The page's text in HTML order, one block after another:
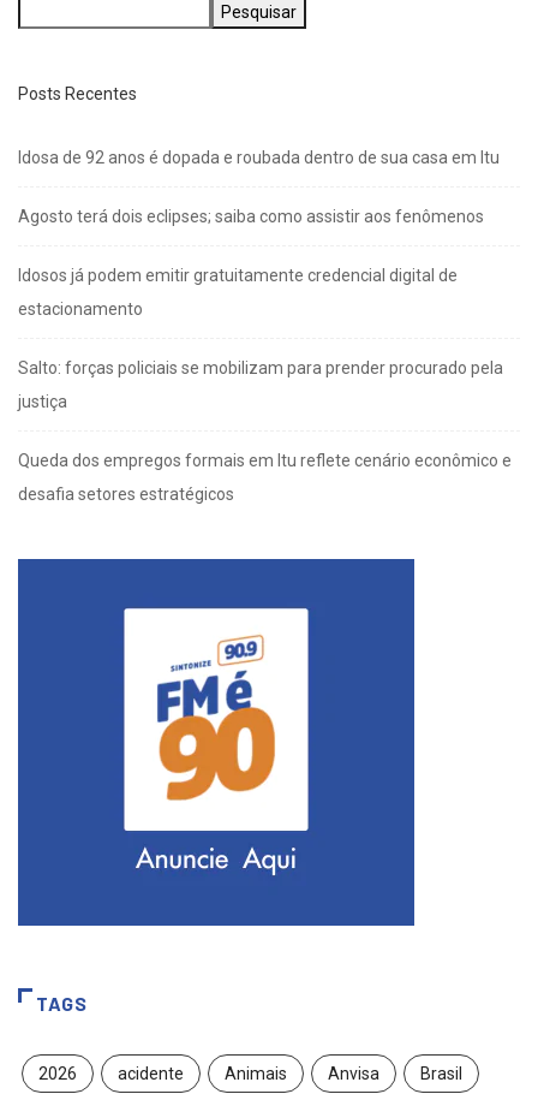
Pesquisar
Posts Recentes
Idosa de 92 anos é dopada e roubada dentro de sua casa em Itu
Agosto terá dois eclipses; saiba como assistir aos fenômenos
Idosos já podem emitir gratuitamente credencial digital de
estacionamento
Salto: forças policiais se mobilizam para prender procurado pela
justiça
Queda dos empregos formais em Itu reflete cenário econômico e
desafia setores estratégicos
TAGS
2026 acidente Animais Anvisa Brasil